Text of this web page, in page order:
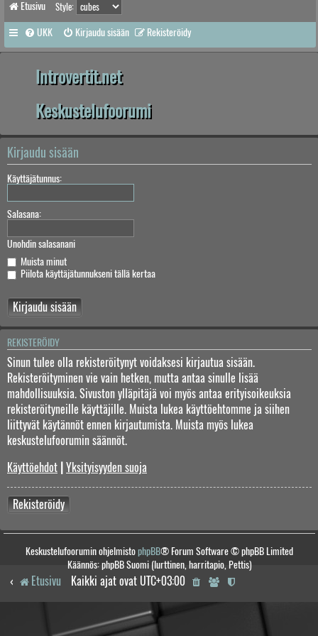
Etusivu Style:
UKK Kirjaudu sisään Rekisteröidy
Introvertit.net
Keskustelufoorumi
Kirjaudu sisään
Käyttäjätunnus:
Salasana:
Unohdin salasanani
Muista minut
Piilota käyttäjätunnukseni tällä kertaa
REKISTERÖIDY
Sinun tulee olla rekisteröitynyt voidaksesi kirjautua sisään.
Rekisteröityminen vie vain hetken, mutta antaa sinulle lisää
mahdollisuuksia. Sivuston ylläpitäjä voi myös antaa erityisoikeuksia
rekisteröityneille käyttäjille. Muista lukea käyttöehtomme ja siihen
liittyvät käytännöt ennen kirjautumista. Muista myös lukea
keskustelufoorumin säännöt.
Käyttöehdot Yksityisyyden suoja
Rekisteröidy
Keskustelufoorumin ohjelmistophpBB® Forum Software © phpBB Limited
Käännös: phpBB Suomi (lurttinen, harritapio, Pettis)
Etusivu Kaikki ajat ovat UTC+03:00